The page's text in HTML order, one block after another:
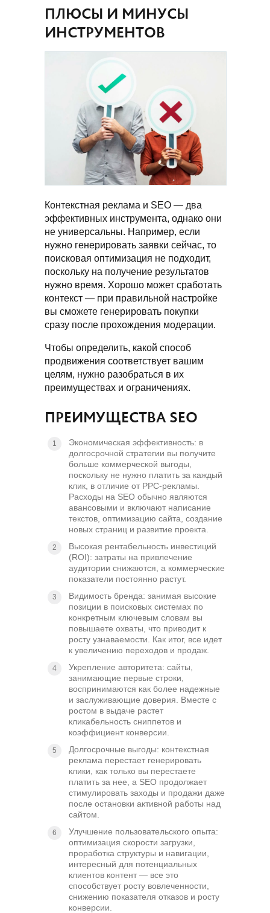
ПЛЮСЫ И МИНУСЫ
ИНСТРУМЕНТОВ
Контекстная реклама и SEO — два
эффективных инструмента, однако они
не универсальны. Например, если
нужно генерировать заявки сейчас, то
поисковая оптимизация не подходит,
поскольку на получение результатов
нужно время. Хорошо может сработать
контекст — при правильной настройке
вы сможете генерировать покупки
сразу после прохождения модерации.
Чтобы определить, какой способ
продвижения соответствует вашим
целям, нужно разобраться в их
преимуществах и ограничениях.
ПРЕИМУЩЕСТВА SEO
Экономическая эффективность: в
долгосрочной стратегии вы получите
больше коммерческой выгоды,
поскольку не нужно платить за каждый
клик, в отличие от PPC-рекламы.
Расходы на SEO обычно являются
авансовыми и включают написание
текстов, оптимизацию сайта, создание
новых страниц и развитие проекта.
Высокая рентабельность инвестиций
(ROI): затраты на привлечение
аудитории снижаются, а коммерческие
показатели постоянно растут.
Видимость бренда: занимая высокие
позиции в поисковых системах по
конкретным ключевым словам вы
повышаете охваты, что приводит к
росту узнаваемости. Как итог, все идет
к увеличению переходов и продаж.
Укрепление авторитета: сайты,
занимающие первые строки,
воспринимаются как более надежные
и заслуживающие доверия. Вместе с
ростом в выдаче растет
кликабельность сниппетов и
коэффициент конверсии.
Долгосрочные выгоды: контекстная
реклама перестает генерировать
клики, как только вы перестаете
платить за нее, а SEO продолжает
стимулировать заходы и продажи даже
после остановки активной работы над
сайтом.
Улучшение пользовательского опыта:
оптимизация скорости загрузки,
проработка структуры и навигации,
интересный для потенциальных
клиентов контент — все это
способствует росту вовлеченности,
снижению показателя отказов и росту
конверсии.